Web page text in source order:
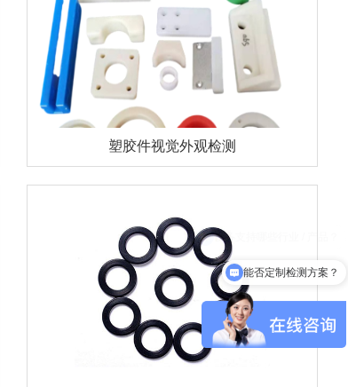
塑胶件视觉外观检测
能否定制检测方案？